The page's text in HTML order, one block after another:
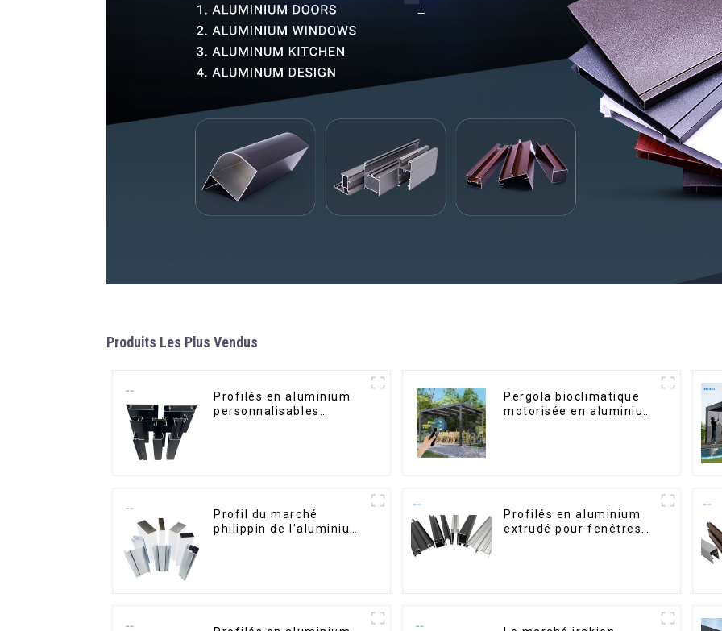
Produits Les Plus Vendus
Profilés en aluminium
personnalisables
Pergola bioclimatique
motorisée en aluminium
Profil du marché
philippin de l'aluminium
Profilés en aluminium
extrudé pour fenêtres